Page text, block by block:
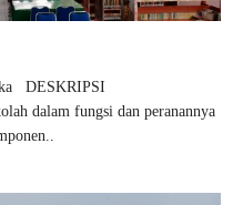
DESKRIPSI
dalam fungsi dan peranannya